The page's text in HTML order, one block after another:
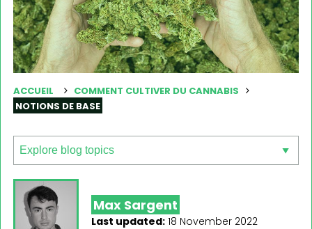
ACCUEIL
COMMENT CULTIVER DU CANNABIS
NOTIONS DE BASE
Max Sargent
Last updated: 18 November 2022